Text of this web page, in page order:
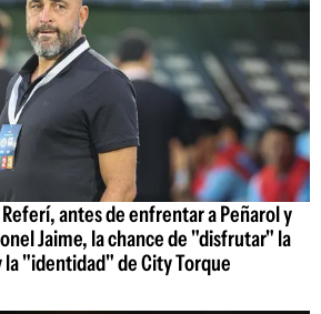
antes de enfrentar a Peñarol y
Jaime, la chance de "disfrutar" la
la "identidad" de City Torque